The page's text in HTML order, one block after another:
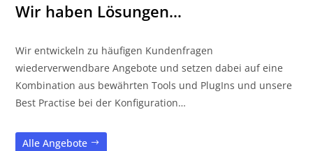
Wir haben Lösungen…
Wir entwickeln zu häufigen Kundenfragen
wiederverwendbare Angebote und setzen dabei auf eine
Kombination aus bewährten Tools und PlugIns und unsere
Best Practise bei der Konfiguration…
Alle Angebote